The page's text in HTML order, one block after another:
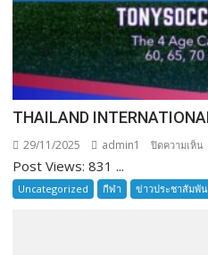
THAILAND
29/11/2025 admin1 ปิดความเห็น
Post Views: 831 ...
Uncategorized กีฬา ข่าวประชาสัมพั